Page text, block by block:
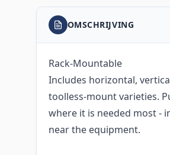
OMSCHRIJVING
Rack-Mountable
Includes horizontal,
toolless-mount varieties.
where it is needed most -
near the equipment.